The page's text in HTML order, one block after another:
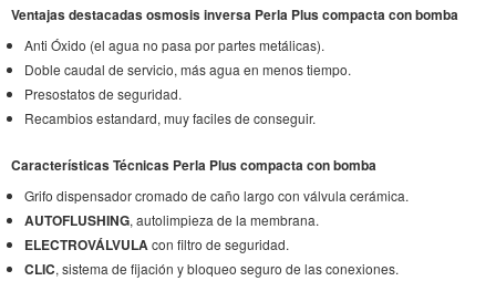
Ventajas destacadas osmosis inversa Perla Plus compacta con bomba
Anti Óxido (el agua no pasa por partes metálicas).
Doble caudal de servicio, más agua en menos tiempo.
Presostatos de seguridad.
Recambios estandard, muy faciles de conseguir.
Características Técnicas Perla Plus compacta con bomba
Grifo dispensador cromado de caño largo con válvula cerámica.
AUTOFLUSHING, autolimpieza de la membrana.
ELECTROVÁLVULAcon filtro de seguridad.
CLIC, sistema de fijación y bloqueo seguro de las conexiones.